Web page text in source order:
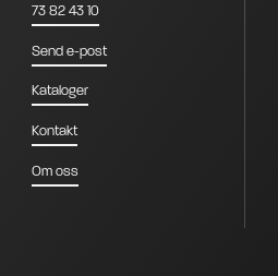
73 82 43 10
Send e-post
Kataloger
Kontakt
Om oss